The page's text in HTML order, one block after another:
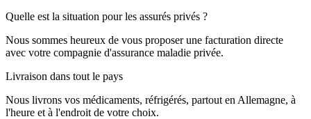
Quelle est la situation pour les assurés privés ?
Nous sommes heureux de vous proposer une facturation directe
avec votre compagnie d'assurance maladie privée.
Livraison dans tout le pays
Nous livrons vos médicaments, réfrigérés, partout en Allemagne, à
l'heure et à l'endroit de votre choix.